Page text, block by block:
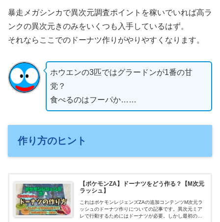
暴走メガシンカで異次元調査ポイントを稼いでいれば高ラ
ンクの異次元きのみをいくつも入手しているはず。
それならここでのドーナツ作りがやりやすくなります。
ホウエンの3匹ではグラードンが1番の甘
党？
食べるのはフーパか……
作り方のヒント
【ポケモンZA】ドーナツをどう作る？【M次元
ラッシュ】
これはポケモンレジェンズZAの追加コンテンツM次元ラ
ッシュのドーナツ作りについての記事です。異次元ミア
レで行動するためにはドーナツが必要。しかし最初のう